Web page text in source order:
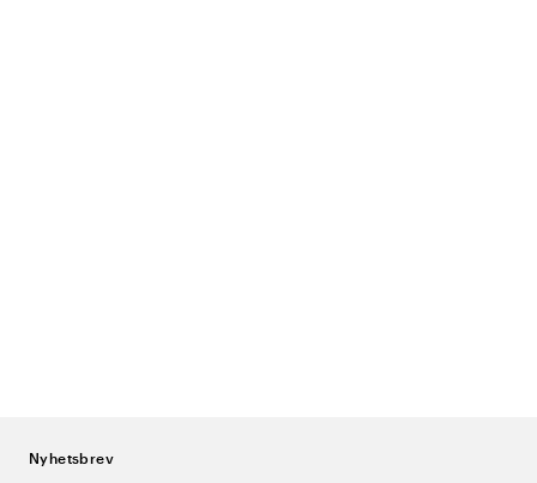
Nyhetsbrev